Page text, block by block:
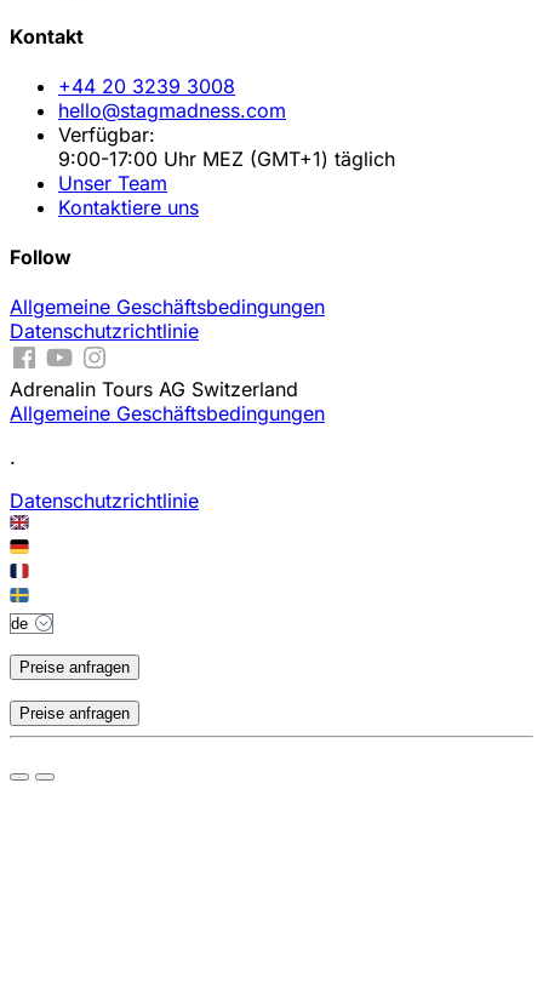
Kontakt
+44 20 3239 3008
hello@stagmadness.com
Verfügbar:
9:00-17:00 Uhr MEZ (GMT+1) täglich
Unser Team
Kontaktiere uns
Follow
Allgemeine Geschäftsbedingungen
Datenschutzrichtlinie
Adrenalin Tours AG Switzerland
Allgemeine Geschäftsbedingungen
.
Datenschutzrichtlinie
Preise anfragen
Preise anfragen